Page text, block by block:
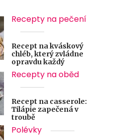
Recepty na pečení
Recept na kváskový
chléb, který zvládne
opravdu každý
Recepty na oběd
Recept na casserole:
Tilápie zapečená v
troubě
Polévky